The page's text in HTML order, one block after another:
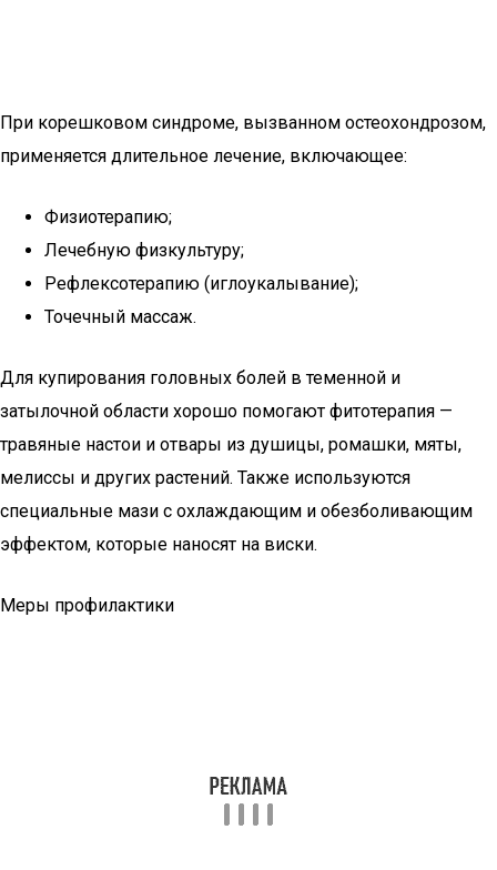
При корешковом синдроме, вызванном остеохондрозом,
применяется длительное лечение, включающее:
Физиотерапию;
Лечебную физкультуру;
Рефлексотерапию (иглоукалывание);
Точечный массаж.
Для купирования головных болей в теменной и
затылочной области хорошо помогают фитотерапия —
травяные настои и отвары из душицы, ромашки, мяты,
мелиссы и других растений. Также используются
специальные мази с охлаждающим и обезболивающим
эффектом, которые наносят на виски.
Меры профилактики